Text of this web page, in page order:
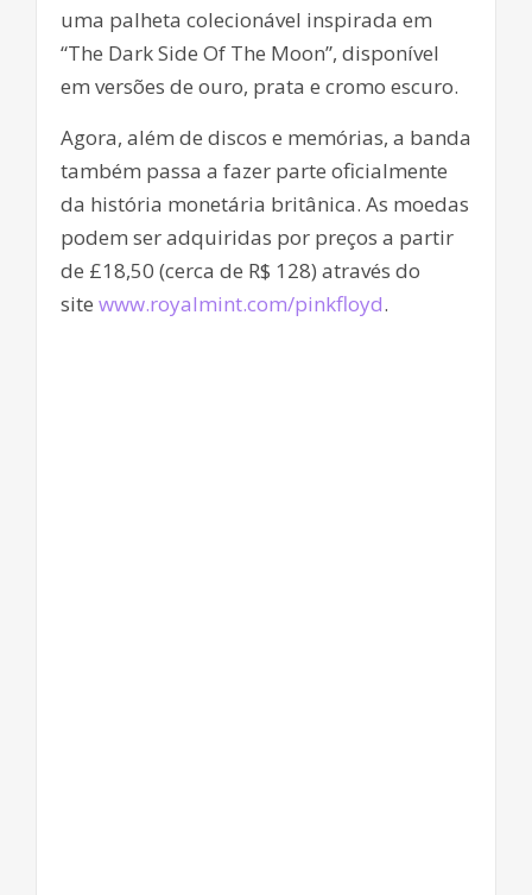
uma palheta colecionável inspirada em
“The Dark Side Of The Moon”, disponível
em versões de ouro, prata e cromo escuro.
Agora, além de discos e memórias, a banda
também passa a fazer parte oficialmente
da história monetária britânica. As moedas
podem ser adquiridas por preços a partir
de £18,50 (cerca de R$ 128) através do
site www.royalmint.com/pinkfloyd.